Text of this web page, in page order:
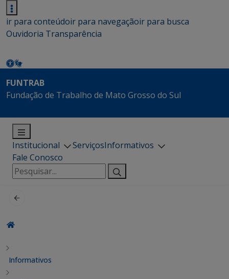
ir para conteúdoir para navegaçãoir para busca
Ouvidoria Transparência
FUNTRAB
Fundação de Trabalho de Mato Grosso do Sul
Institucional ServiçosInformativos
Fale Conosco
Pesquisar
por:
Informativos